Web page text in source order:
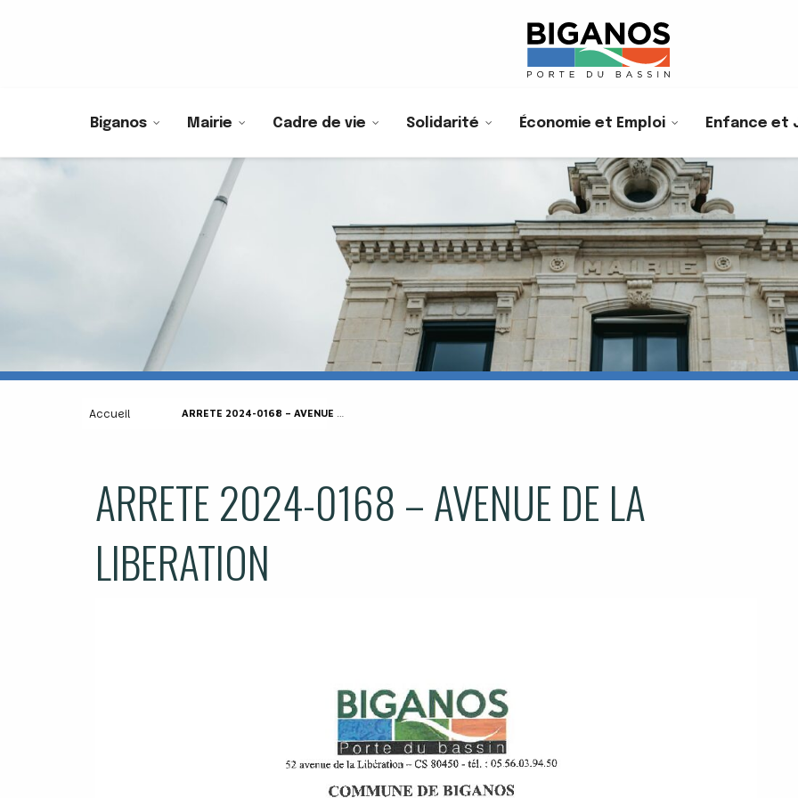
Biganos Mairie Cadre de vie Solidarité Économie et Emploi Enfance et
Accueil ARRETE 2024-0168 – AVENUE DE LA LIBERATION
ARRETE 2024-0168 – AVENUE DE LA
LIBERATION